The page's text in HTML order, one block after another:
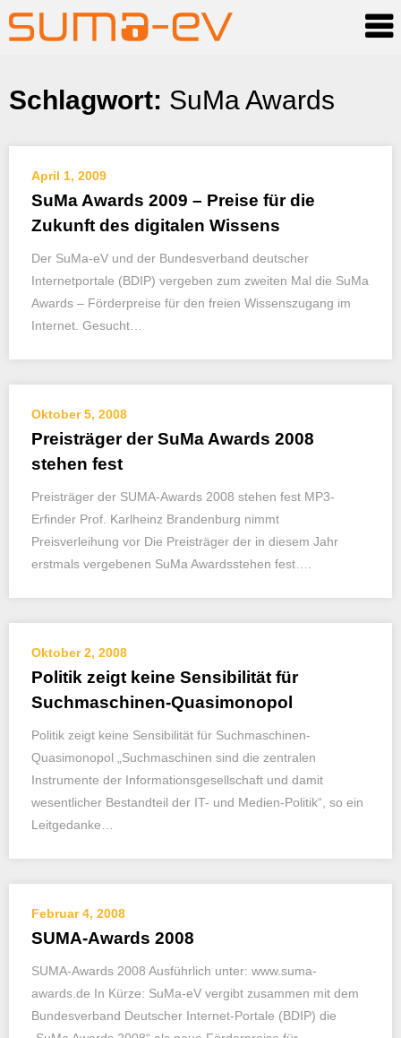
Skip
Schlagwort: SuMa Awards
April 1, 2009
SuMa Awards 2009 – Preise für die
Zukunft des digitalen Wissens
Der SuMa-eV und der Bundesverband deutscher
Internetportale (BDIP) vergeben zum zweiten Mal die SuMa
Awards – Förderpreise für den freien Wissenszugang im
Internet. Gesucht…
Oktober 5, 2008
Preisträger der SuMa Awards 2008
stehen fest
Preisträger der SUMA-Awards 2008 stehen fest MP3-
Erfinder Prof. Karlheinz Brandenburg nimmt
Preisverleihung vor Die Preisträger der in diesem Jahr
erstmals vergebenen SuMa Awardsstehen fest….
Oktober 2, 2008
Politik zeigt keine Sensibilität für
Suchmaschinen-Quasimonopol
Politik zeigt keine Sensibilität für Suchmaschinen-
Quasimonopol „Suchmaschinen sind die zentralen
Instrumente der Informationsgesellschaft und damit
wesentlicher Bestandteil der IT- und Medien-Politik“, so ein
Leitgedanke…
Februar 4, 2008
SUMA-Awards 2008
SUMA-Awards 2008 Ausführlich unter: www.suma-
awards.de In Kürze: SuMa-eV vergibt zusammen mit dem
Bundesverband Deutscher Internet-Portale (BDIP) die